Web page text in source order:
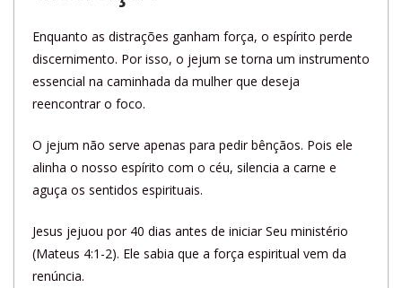
Enquanto as distrações ganham força, o espírito perde
discernimento. Por isso, o jejum se torna um instrumento
essencial na caminhada da mulher que deseja
reencontrar o foco.
O jejum não serve apenas para pedir bênçãos. Pois ele
alinha o nosso espírito com o céu, silencia a carne e
aguça os sentidos espirituais.
Jesus jejuou por 40 dias antes de iniciar Seu ministério
(Mateus 4:1-2). Ele sabia que a força espiritual vem da
renúncia.